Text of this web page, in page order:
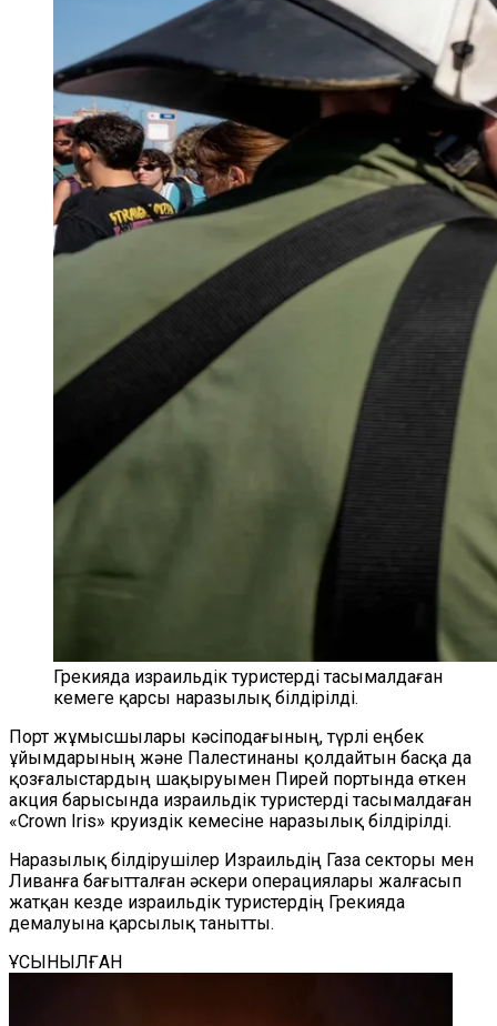
Грекияда израильдік туристерді тасымалдаған
кемеге қарсы наразылық білдірілді.
Порт жұмысшылары кәсіподағының, түрлі еңбек
ұйымдарының және Палестинаны қолдайтын басқа да
қозғалыстардың шақыруымен Пирей портында өткен
акция барысында израильдік туристерді тасымалдаған
«Crown Iris» круиздік кемесіне наразылық білдірілді.
Наразылық білдірушілер Израильдің Газа секторы мен
Ливанға бағытталған әскери операциялары жалғасып
жатқан кезде израильдік туристердің Грекияда
демалуына қарсылық танытты.
ҰСЫНЫЛҒАН